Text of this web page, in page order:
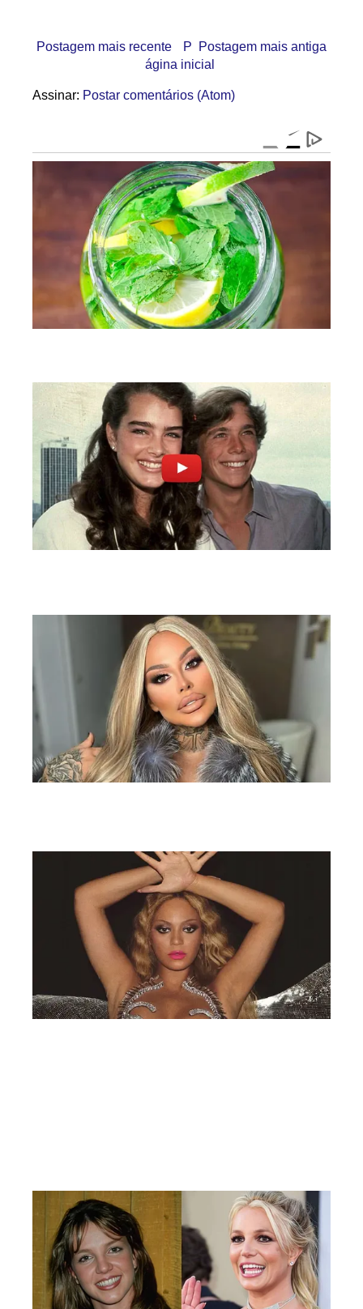
Postagem mais recente Postagem mais antiga
P
ágina inicial
Assinar: Postar comentários (Atom)